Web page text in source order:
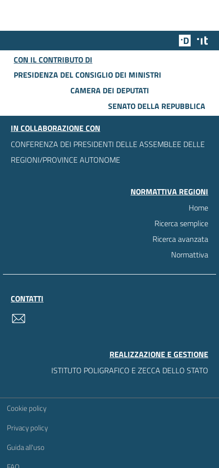
Team
CON IL CONTRIBUTO DI
PRESIDENZA DEL CONSIGLIO DEI MINISTRI
CAMERA DEI DEPUTATI
SENATO DELLA REPUBBLICA
IN COLLABORAZIONE CON
CONFERENZA DEI PRESIDENTI DELLE ASSEMBLEE DELLE
REGIONI/PROVINCE AUTONOME
NORMATTIVA REGIONI
Home
Ricerca semplice
Ricerca avanzata
Normattiva
CONTATTI
REALIZZAZIONE E GESTIONE
ISTITUTO POLIGRAFICO E ZECCA DELLO STATO
Sezione Link Utili
Cookie policy
Privacy policy
Guida all'uso